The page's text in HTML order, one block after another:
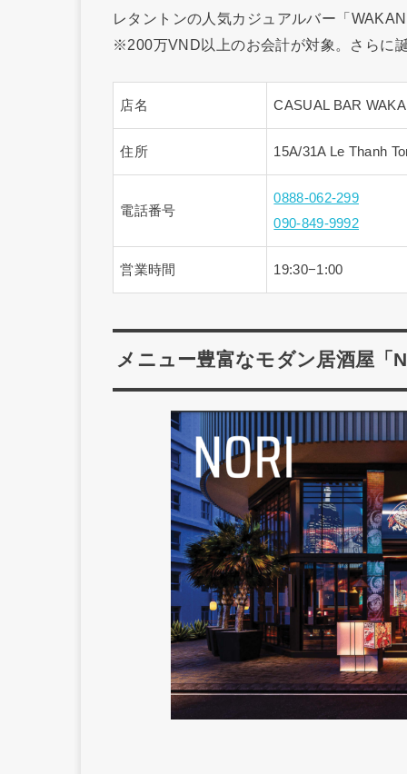
レタントンの人気カジュアルバー「
※200万VND以上のお会計が対象。さらに
店名 CASUAL BAR
住所 15A/31A Le Thanh
電話番号
0888-062-299
090-849-9992
営業時間 19:30−1:00
メニュー豊富なモダン居酒屋「